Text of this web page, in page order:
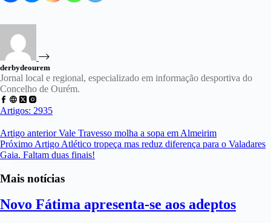
derbydeourem
Jornal local e regional, especializado em informação desportiva do
Concelho de Ourém.
Artigos: 2935
Artigo anteriorVale Travesso molha a sopa em Almeirim
Próximo Artigo Atlético tropeça mas reduz diferença para o Valadares
Gaia. Faltam duas finais!
Mais notícias
Novo Fátima apresenta-se aos adeptos